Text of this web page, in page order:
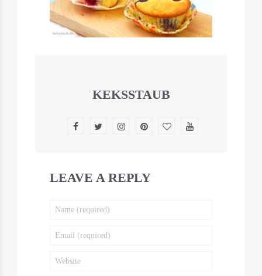
KEKSSTAUB
LEAVE A REPLY